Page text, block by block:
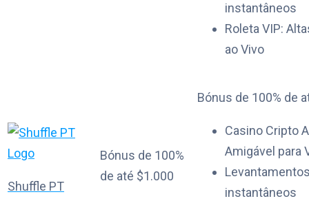
instantâneos
Roleta VIP:
ao Vivo
Shuffle PT
Bónus de 100%
de até $1.000
Bónus de 100% de
Casino Cripto
Amigável para
instantâneos